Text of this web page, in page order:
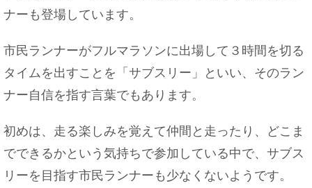
ナーも登場しています。
市民ランナーがフルマラソンに出場して３時間を切る
タイムを出すことを「サブスリー」といい、そのラン
ナー自信を指す言葉でもあります。
初めは、走る楽しみを覚えて仲間と走ったり、どこま
でできるかという気持ちで参加している中で、サブス
リーを目指す市民ランナーも少なくないようです。